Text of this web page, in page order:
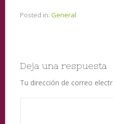
Posted in: General
Deja una respuesta
Tu dirección de correo